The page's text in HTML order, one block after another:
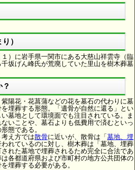
）
）に岩手県一関市にある大慈山祥雲寺（臨
坂げん峰氏が荒廃していた里山を樹木葬墓
陽花・花菖蒲などの花を墓石の代わりに墓
埋葬する形態。「遺骨が自然に還る」とい
墓地として環境面でも注目されている。ま
いことや、墓石よりも低費用で済むといっ
態である。
え方では散骨に近いが、散骨は「 墓地、埋
われているのに対し、樹木葬は「墓地、埋葬
れた墓地で埋葬されるため完全に合法であ
各都道府県および市町村の地方公共団体の
埋葬する必要がある。